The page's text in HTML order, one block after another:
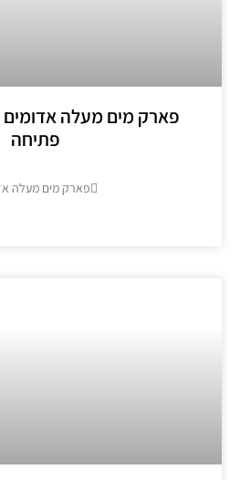
פארק מים מעלה אדומים |
פארק מים מעלה אדומים